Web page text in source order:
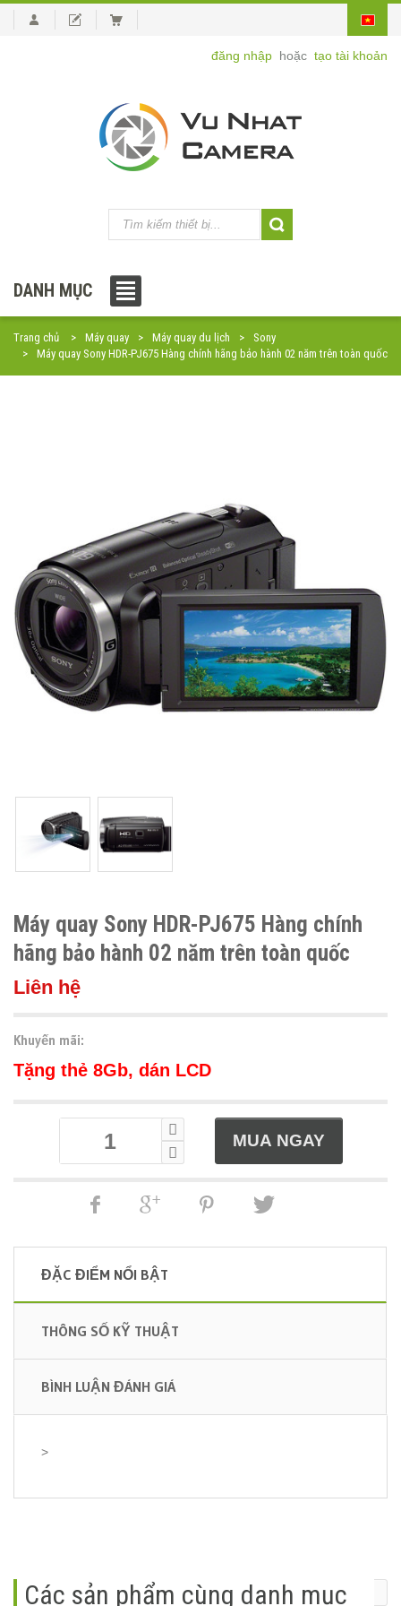
đăng nhập hoặc tạo tài khoản
DANH MỤC
Trang chủ Máy quay Máy quay du lịch
Sony
Máy quay Sony HDR-PJ675 Hàng chính hãng bảo hành 02 năm trên toàn quốc
Máy quay Sony HDR-PJ675 Hàng chính
hãng bảo hành 02 năm trên toàn quốc
Liên hệ
Khuyến mãi:
Tặng thẻ 8Gb, dán LCD
ĐẶC ĐIỂM NỔI BẬT
THÔNG SỐ KỸ THUẬT
BÌNH LUẬN ĐÁNH GIÁ
>
Các sản phẩm cùng danh mục